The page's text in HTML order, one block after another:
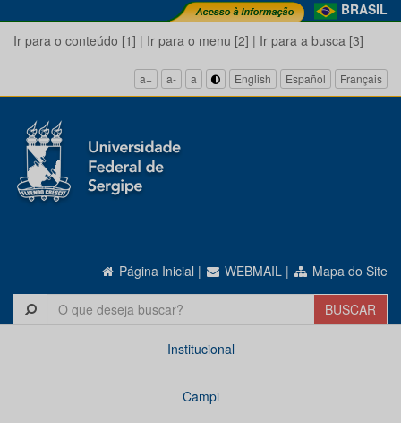
BRASIL
Ir para o conteúdo [1] | Ir para o menu [2] | Ir para a busca [3]
a+ a- a English Español Français
Página Inicial | WEBMAIL | Mapa do Site
Institucional
Campi